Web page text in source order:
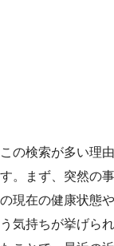
この検索が多い理
す。まず、突然の
の現在の健康状態
う気持ちが挙げら